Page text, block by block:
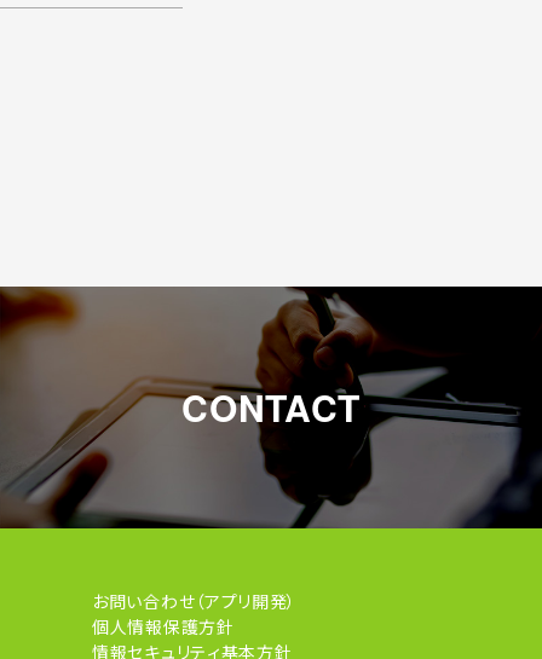
CONTACT
お問い合わせ（アプリ開発）
個人情報保護方針
情報セキュリティ基本方針